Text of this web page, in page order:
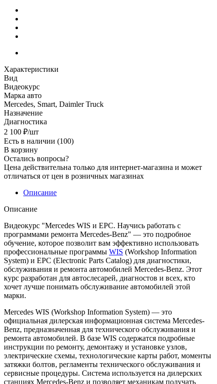
Характеристики
Вид
Видеокурс
Марка авто
Mercedes, Smart, Daimler Truck
Назначение
Диагностика
2 100 ₽/шт
Есть в наличии (100)
В корзину
Остались вопросы?
Цена действительна только для интернет-магазина и может
отличаться от цен в розничных магазинах
Описание
Описание
Видеокурс "Mercedes WIS и EPC. Научись работать с
программами ремонта Mercedes-Benz" — это подробное
обучение, которое позволит вам эффективно использовать
профессиональные программы WIS (Workshop Information
System) и EPC (Electronic Parts Catalog) для диагностики,
обслуживания и ремонта автомобилей Mercedes-Benz. Этот
курс разработан для автослесарей, диагностов и всех, кто
хочет лучше понимать обслуживание автомобилей этой
марки.
Mercedes WIS (Workshop Information System) — это
официальная дилерская информационная система Mercedes-
Benz, предназначенная для технического обслуживания и
ремонта автомобилей. В базе WIS содержатся подробные
инструкции по ремонту, демонтажу и установке узлов,
электрические схемы, технологические карты работ, моменты
затяжки болтов, регламенты технического обслуживания и
сервисные процедуры. Система используется на дилерских
станциях Mercedes-Benz и позволяет механикам получать